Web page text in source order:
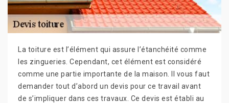
La toiture est l’élément qui assure l’étanchéité comme
les zingueries. Cependant, cet élément est considéré
comme une partie importante de la maison. II vous faut
demander tout d’abord un devis pour ce travail avant
de s’impliquer dans ces travaux. Ce devis est établi au